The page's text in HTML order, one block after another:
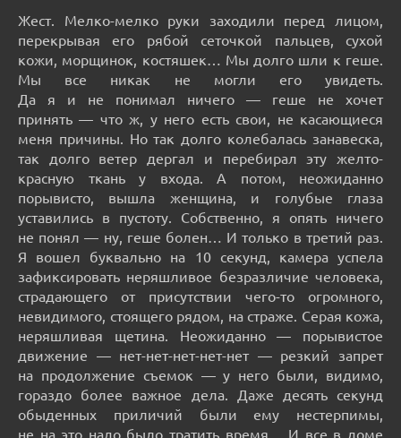
Жест. Мелко-мелко руки заходили перед лицом,
перекрывая его рябой сеточкой пальцев, сухой
кожи, морщинок, костяшек… Мы долго шли к геше.
Мы все никак не могли его увидеть.
Да я и не понимал ничего — геше не хочет
принять — что ж, у него есть свои, не касающиеся
меня причины. Но так долго колебалась занавеска,
так долго ветер дергал и перебирал эту желто-
красную ткань у входа. А потом, неожиданно
порывисто, вышла женщина, и голубые глаза
уставились в пустоту. Собственно, я опять ничего
не понял — ну, геше болен… И только в третий раз.
Я вошел буквально на 10 секунд, камера успела
зафиксировать неряшливое безразличие человека,
страдающего от присутствии чего-то огромного,
невидимого, стоящего рядом, на страже. Серая кожа,
неряшливая щетина. Неожиданно — порывистое
движение — нет-нет-нет-нет-нет — резкий запрет
на продолжение съемок — у него были, видимо,
гораздо более важное дела. Даже десять секунд
обыденных приличий были ему нестерпимы,
не на это надо было тратить время… И все в доме